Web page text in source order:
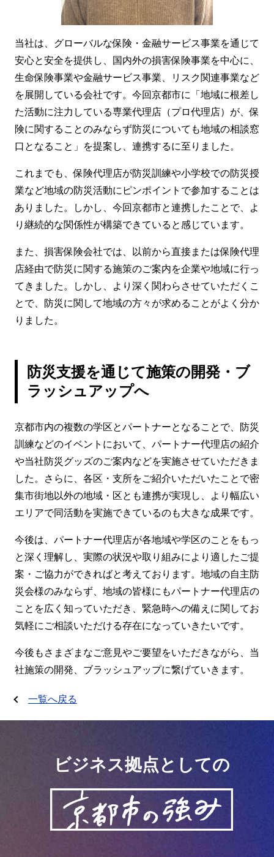
当社は、グローバルな保険・金融サービス事業を通じて
安心と安全を提供し、国内外の損害保険事業を中心に、
生命保険事業や金融サービス事業、リスク関連事業など
を展開している会社です。今回京都市に「地域に根差し
た活動に注力している専業代理店（プロ代理店）が、保
険に関することのみならず防災についても地域の相談窓
口となること」を提案し、連携するに至りました。
これまでも、保険代理店が防災訓練や小学校での防災授
業など地域の防災活動にピンポイントで参加することは
ありました。しかし、今回京都市と連携したことで、よ
り継続的な関係性が構築できていると感じています。
また、損害保険会社では、以前から直接または保険代理
店経由で防災に関する施策のご案内を企業や地域に行っ
てきました。しかし、より深く関わらさせていただくこ
とで、防災に関して地域の方々が求めることがよく分か
りました。
防災支援を通じて施策の開発・ブ
ラッシュアップへ
京都市内の複数の学区とパートナーとなることで、防災
訓練などのイベントにおいて、パートナー代理店の紹介
や当社防災グッズのご案内などを実施させていただきま
した。さらに、各区・支所をご紹介いただいたことで密
集市街地以外の地域・区とも連携が実現し、より幅広い
エリアで同活動を実施できているのも大きな成果です。
今後は、パートナー代理店が各地域や学区のことをもっ
と深く理解し、実際の状況や取り組みにより適したご提
案・ご協力ができればと考えております。地域の自主防
災会様のみならず、地域の皆様にもパートナー代理店の
ことを広く知っていただき、緊急時への備えに関してお
気軽にご相談いただける存在になっていきたいです。
今後もさまざまなご意見やご要望をいただきながら、当
社施策の開発、ブラッシュアップに繋げていきます。
一覧へ戻る
ビジネス拠点としての